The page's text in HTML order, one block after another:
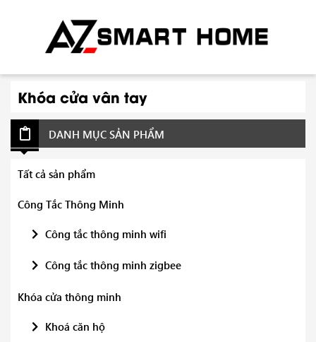
Khóa cửa vân tay
DANH MỤC SẢN PHẨM
Tất cả sản phẩm
Công Tắc Thông Minh
Công tắc thông minh wifi
Công tắc thông minh zigbee
Khóa cửa thông minh
Khoá căn hộ